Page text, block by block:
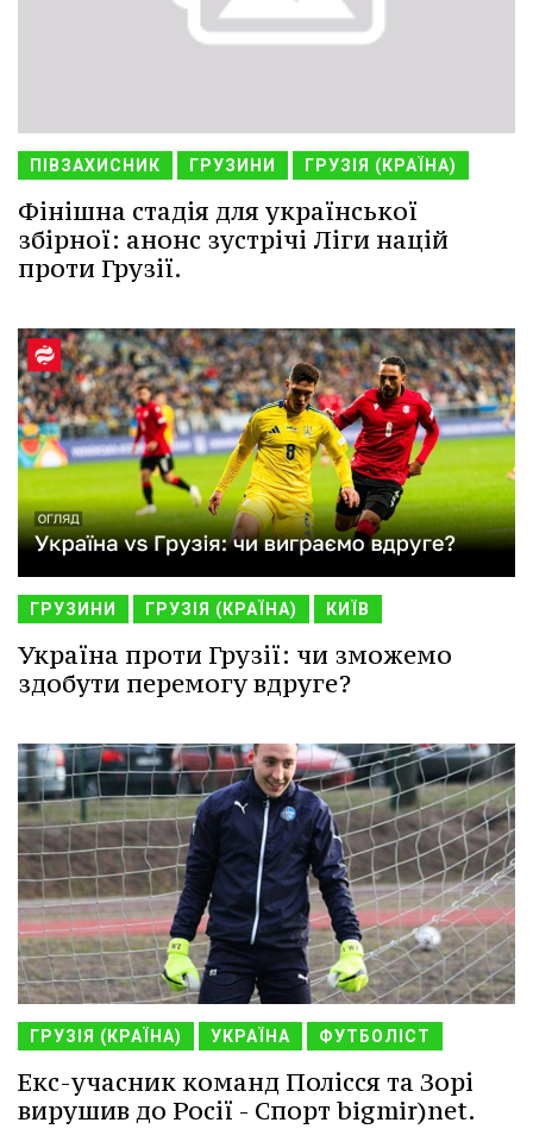
ПІВЗАХИСНИК ГРУЗИНИ ГРУЗІЯ (КРАЇНА)
Фінішна стадія для української
збірної: анонс зустрічі Ліги націй
проти Грузії.
ГРУЗИНИ ГРУЗІЯ (КРАЇНА) КИЇВ
Україна проти Грузії: чи зможемо
здобути перемогу вдруге?
ГРУЗІЯ (КРАЇНА) УКРАЇНА ФУТБОЛІСТ
Екс-учасник команд Полісся та Зорі
вирушив до Росії - Спорт bigmir)net.